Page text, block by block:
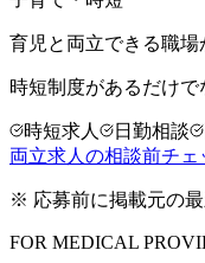
育児と両立できる職場
時短制度があるだけ
時短求人 日勤相談
両立求人の相談前チェ
※ 応募前に掲載元の
FOR MEDICAL